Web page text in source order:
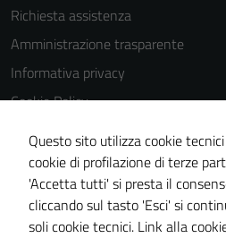
Richiesta assistenza
Amministrazione trasparente
Informativa privacy
Cookie Policy
Note legali
Dichiarazione di accessibilità
Whistleblowing
Piano di miglioramento del sito
Questo sito utilizza cookie
cookie di profilazione di terze
'Accetta tutti' si presta il
cliccando sul tasto 'Esci' si
soli cookie tecnici. Link alla